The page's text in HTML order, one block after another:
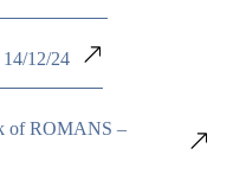
12/24
of ROMANS –